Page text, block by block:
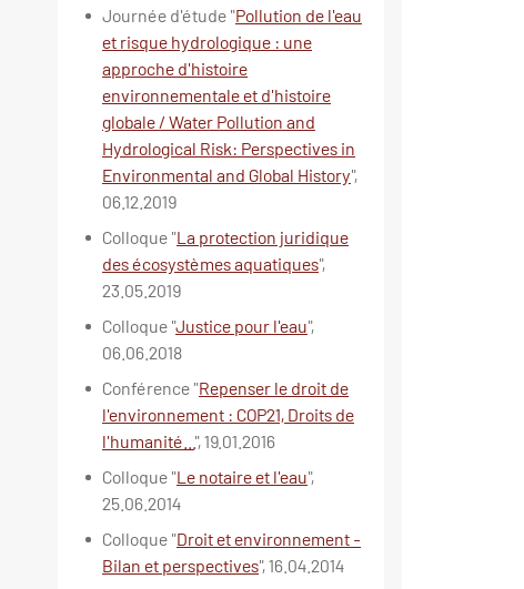
Journée d'étude "Pollution de l'eau
et risque hydrologique : une
approche d'histoire
environnementale et d'histoire
globale / Water Pollution and
Hydrological Risk: Perspectives in
Environmental and Global History",
06.12.2019
Colloque "La protection juridique
des écosystèmes aquatiques",
23.05.2019
Colloque "Justice pour l'eau",
06.06.2018
Conférence "Repenser le droit de
l'environnement : COP21, Droits de
l'humanité... ", 19.01.2016
Colloque "Le notaire et l'eau",
25.06.2014
Colloque "Droit et environnement -
Bilan et perspectives", 16.04.2014